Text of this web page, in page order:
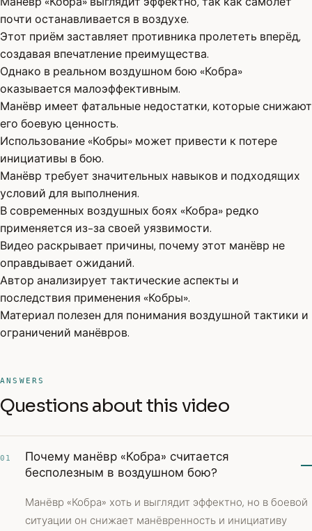
почти останавливается в воздухе.
Этот приём заставляет противника пролететь вперёд,
создавая впечатление преимущества.
Однако в реальном воздушном бою «Кобра»
оказывается малоэффективным.
Манёвр имеет фатальные недостатки, которые снижают
его боевую ценность.
Использование «Кобры» может привести к потере
инициативы в бою.
Манёвр требует значительных навыков и подходящих
условий для выполнения.
В современных воздушных боях «Кобра» редко
применяется из-за своей уязвимости.
Видео раскрывает причины, почему этот манёвр не
оправдывает ожиданий.
Автор анализирует тактические аспекты и
последствия применения «Кобры».
Материал полезен для понимания воздушной тактики и
ограничений манёвров.
ANSWERS
Questions about this video
01
Почему манёвр «Кобра» считается
бесполезным в воздушном бою?
Манёвр «Кобра» хоть и выглядит эффектно, но в боевой
ситуации он снижает манёвренность и инициативу